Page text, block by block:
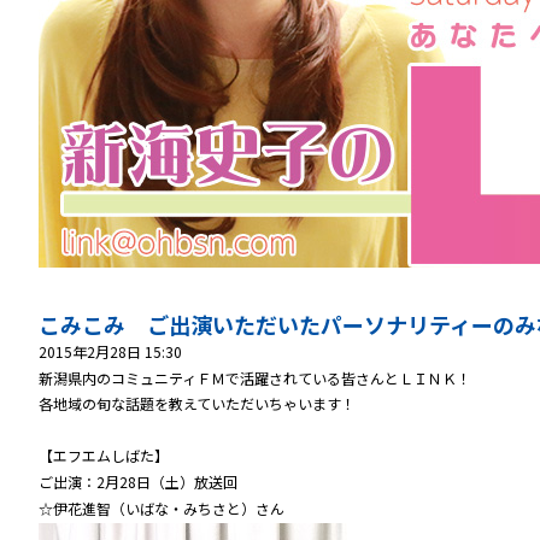
こみこみ ご出演いただいたパーソナリティーの
2015年2月28日 15:30
新潟県内のコミュニティＦＭで活躍されている皆さんとＬＩＮＫ！
各地域の旬な話題を教えていただいちゃいます！
【エフエムしばた】
ご出演：2月28日（土）放送回
☆伊花進智（いばな・みちさと）さん